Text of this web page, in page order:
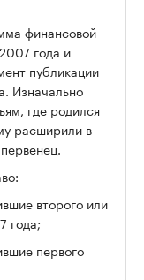
финансовой
года и
публикации
Изначально
где родился
расширили в
второго или
года;
первого